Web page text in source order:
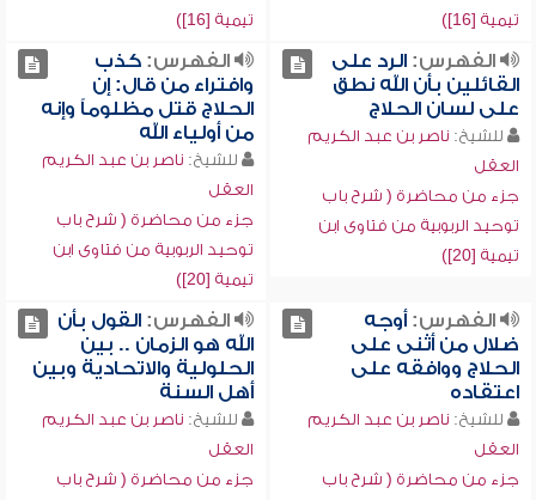
تيمية [16])
تيمية [16])
الفهرس:الرد على
القائلين بأن الله نطق
على لسان الحلاج
للشيخ: ناصر بن عبد الكريم
العقل
جزء من محاضرة ( شرح باب
توحيد الربوبية من فتاوى ابن
تيمية [20])
الفهرس:كذب
وافتراء من قال: إن
الحلاج قتل مظلوماً وإنه
من أولياء الله
للشيخ: ناصر بن عبد الكريم
العقل
جزء من محاضرة ( شرح باب
توحيد الربوبية من فتاوى ابن
تيمية [20])
الفهرس:أوجه
ضلال من أثنى على
الحلاج ووافقه على
اعتقاده
للشيخ: ناصر بن عبد الكريم
العقل
جزء من محاضرة ( شرح باب
الفهرس:القول بأن
الله هو الزمان .. بين
الحلولية والاتحادية وبين
أهل السنة
للشيخ: ناصر بن عبد الكريم
العقل
جزء من محاضرة ( شرح باب